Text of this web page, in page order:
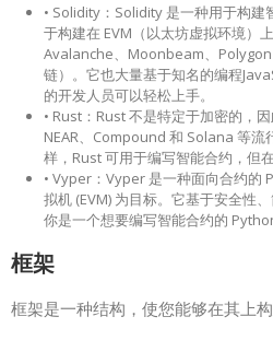
• Solidity：Solidity 是一种用于构
于构建在 EVM（以太坊虚拟环境）
Avalanche、Moonbeam、Polygon
链）。它也大量基于知名的编程
的开发人员可以轻松上手。
• Rust：Rust 不是特定于加密的，
NEAR、Compound 和 Solana 等
样，Rust 可用于编写智能合约，但
• Vyper：Vyper 是一种面向合约的
拟机 (EVM) 为目标。它基于安全性
你是一个想要编写智能合约的
框架
框架是一种结构，使您能够在其上构